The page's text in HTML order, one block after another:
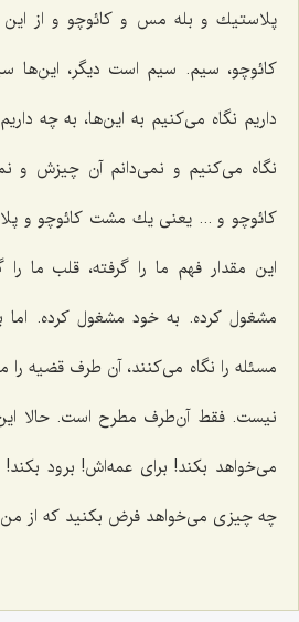
پلاستیك و بله مس و كائوچو و از
كائوچو، سیم. سیم است دیگر، این‌ها
داریم نگاه می‌كنیم به این‌ها، به چه
نگاه می‌كنیم و نمی‌دانم آن چیزش و
كائوچو و ... یعنی یك مشت كائوچو و
این مقدار فهم ما را گرفته، قلب ما
مشغول كرده. به خود مشغول كرده. اما
مسئله را نگاه می‌كنند، آن طرف قضیه را
نیست. فقط آن‌طرف مطرح است. حالا
می‌خواهد بكند! برای عمه‌اش! برود
چه چیزی می‌خواهد فرض بكنید كه از من